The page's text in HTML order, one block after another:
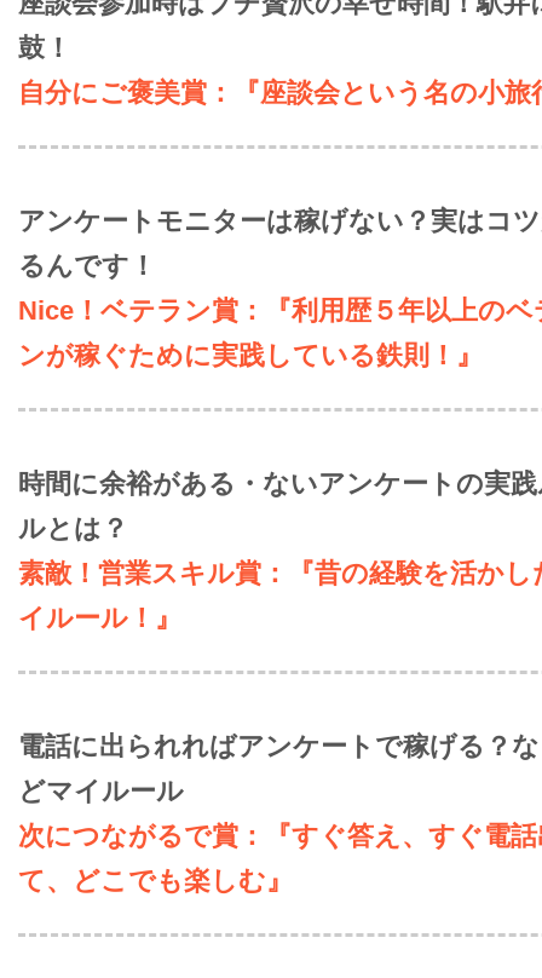
鼓！
自分にご褒美賞：『座談会という名の小旅
アンケートモニターは稼げない？実はコ
るんです！
Nice！ベテラン賞：『利用歴５年以上のベ
ンが稼ぐために実践している鉄則！』
時間に余裕がある・ないアンケートの実
ルとは？
素敵！営業スキル賞：『昔の経験を活かし
イルール！』
電話に出られればアンケートで稼げる？
どマイルール
次につながるで賞：『すぐ答え、すぐ電
て、どこでも楽しむ』